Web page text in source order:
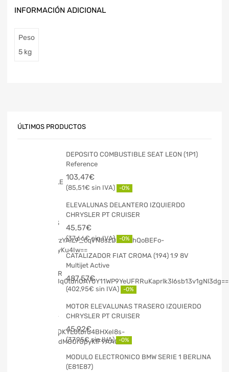
INFORMACIÓN ADICIONAL
Peso
5 kg
ÚLTIMOS PRODUCTOS
DEPOSITO COMBUSTIBLE SEAT LEON (1P1)
Reference
103,47€
85,51€ -0%
ELEVALUNAS DELANTERO IZQUIERDO
CHRYSLER PT CRUISER
45,57€
37,66€ -0%
CATALIZADOR FIAT CROMA (194) 1.9 8V
Multijet Active
487,57€
402,95€ -0%
MOTOR ELEVALUNAS TRASERO IZQUIERDO
CHRYSLER PT CRUISER
45,92€
37,95€ -0%
MODULO ELECTRONICO BMW SERIE 1 BERLINA
(E81E87)